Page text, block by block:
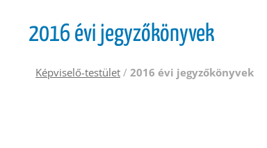
2016 évi jegyzőkönyvek
Képviselő-testület / 2016 évi jegyzőkönyvek